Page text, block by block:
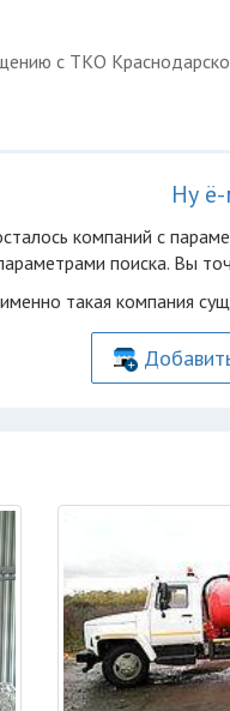
с ТКО
Ну
компаний с
поиска. Вы
такая компания